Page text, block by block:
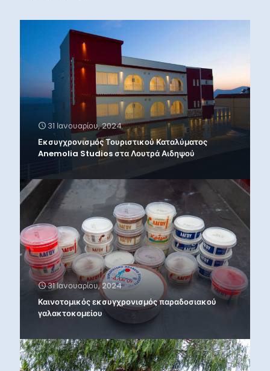
31 Ιανουαρίου, 2024
Εκσυγχρονισμός Τουριστικού Καταλύματος
Anemolia Studios στα Λουτρά Αιδηψού
31 Ιανουαρίου, 2024
Καινοτομικός εκσυγχρονισμός παραδοσιακού
γαλακτοκομείου